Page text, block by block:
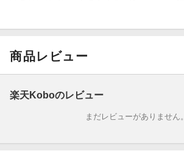
商品レビュー
楽天Koboのレビュー
まだレビューがありません。